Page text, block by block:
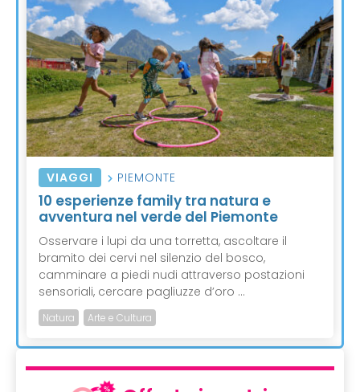
VIAGGI PIEMONTE
10 esperienze family tra natura e
avventura nel verde del Piemonte
Osservare i lupi da una torretta, ascoltare il
bramito dei cervi nel silenzio del bosco,
camminare a piedi nudi attraverso postazioni
sensoriali, cercare pagliuzze d’oro ...
Natura Arte e Cultura